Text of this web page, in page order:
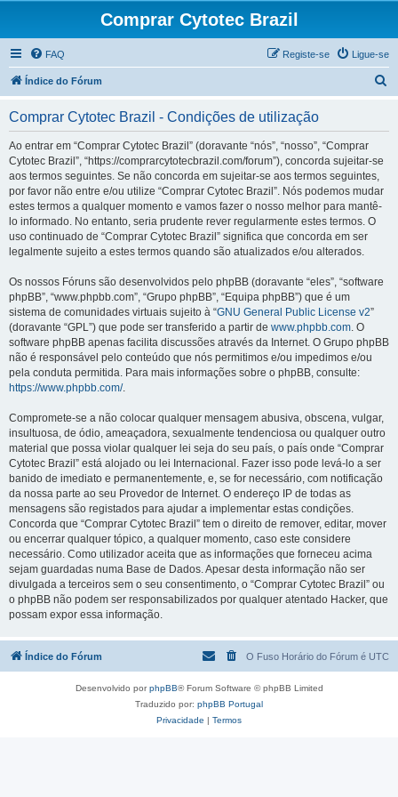
Comprar Cytotec Brazil
FAQ Ligue-se
Registe-se
Índice do Fórum
Comprar Cytotec Brazil - Condições de utilização
Ao entrar em “Comprar Cytotec Brazil” (doravante “nós”, “nosso”, “Comprar
Cytotec Brazil”, “https://comprarcytotecbrazil.com/forum”), concorda sujeitar-se
aos termos seguintes. Se não concorda em sujeitar-se aos termos seguintes,
por favor não entre e/ou utilize “Comprar Cytotec Brazil”. Nós podemos mudar
estes termos a qualquer momento e vamos fazer o nosso melhor para mantê-
lo informado. No entanto, seria prudente rever regularmente estes termos. O
uso continuado de “Comprar Cytotec Brazil” significa que concorda em ser
legalmente sujeito a estes termos quando são atualizados e/ou alterados.
Os nossos Fóruns são desenvolvidos pelo phpBB (doravante “eles”, “software
phpBB”, “www.phpbb.com”, “Grupo phpBB”, “Equipa phpBB”) que é um
sistema de comunidades virtuais sujeito à “GNU General Public License v2”
(doravante “GPL”) que pode ser transferido a partir de www.phpbb.com. O
software phpBB apenas facilita discussões através da Internet. O Grupo phpBB
não é responsável pelo conteúdo que nós permitimos e/ou impedimos e/ou
pela conduta permitida. Para mais informações sobre o phpBB, consulte:
https://www.phpbb.com/.
Compromete-se a não colocar qualquer mensagem abusiva, obscena, vulgar,
insultuosa, de ódio, ameaçadora, sexualmente tendenciosa ou qualquer outro
material que possa violar qualquer lei seja do seu país, o país onde “Comprar
Cytotec Brazil” está alojado ou lei Internacional. Fazer isso pode levá-lo a ser
banido de imediato e permanentemente, e, se for necessário, com notificação
da nossa parte ao seu Provedor de Internet. O endereço IP de todas as
mensagens são registados para ajudar a implementar estas condições.
Concorda que “Comprar Cytotec Brazil” tem o direito de remover, editar, mover
ou encerrar qualquer tópico, a qualquer momento, caso este considere
necessário. Como utilizador aceita que as informações que forneceu acima
sejam guardadas numa Base de Dados. Apesar desta informação não ser
divulgada a terceiros sem o seu consentimento, o “Comprar Cytotec Brazil” ou
o phpBB não podem ser responsabilizados por qualquer atentado Hacker, que
possam expor essa informação.
Índice do Fórum O Fuso Horário do Fórum é UTC
Desenvolvido porphpBB® Forum Software © phpBB Limited
Traduzido por: phpBB Portugal
Privacidade | Termos